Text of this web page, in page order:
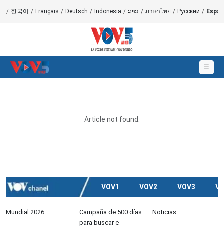
/ 한국어 / Français / Deutsch / Indonesia / ລາວ / ภาษาไทย / Русский /
☰
Article not found.
VOV1 VOV2 VOV3
Mundial 2026
Campaña de 500 días
para buscar e
Noticias